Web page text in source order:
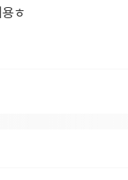
ㅎ